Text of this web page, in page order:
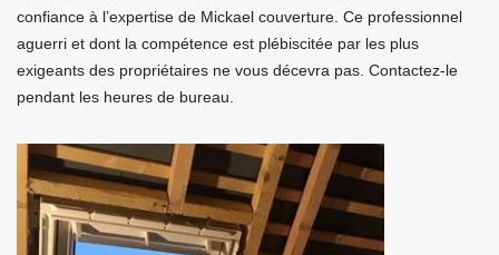
confiance à l’expertise de Mickael couverture. Ce professionnel
aguerri et dont la compétence est plébiscitée par les plus
exigeants des propriétaires ne vous décevra pas. Contactez-le
pendant les heures de bureau.